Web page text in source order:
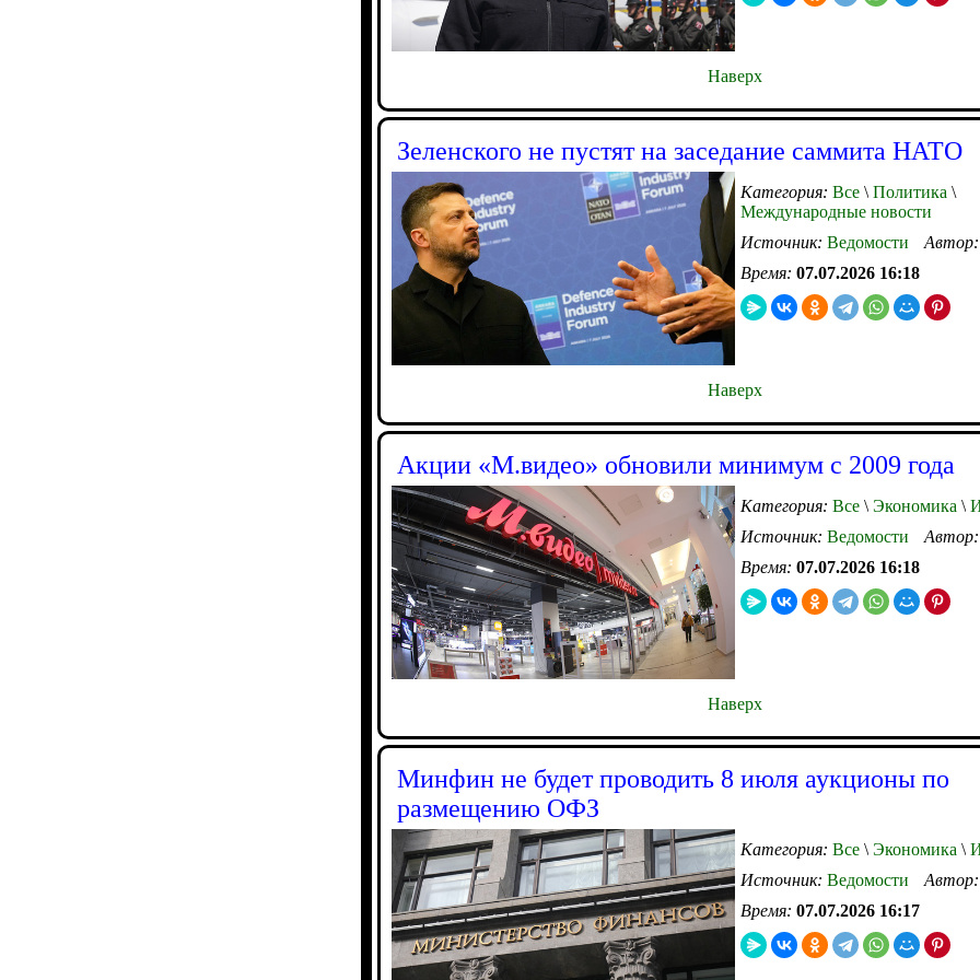
Наверх
Зеленского не пустят на заседание саммита НАТО
Категория: Все \ Политика \
Международные новости
Источник: Ведомости Автор:
Время: 07.07.2026 16:18
Наверх
Акции «М.видео» обновили минимум с 2009 года
Категория: Все \ Экономика \
Источник: Ведомости Автор:
Время: 07.07.2026 16:18
Наверх
Минфин не будет проводить 8 июля аукционы по
размещению ОФЗ
Категория: Все \ Экономика \
Источник: Ведомости Автор:
Время: 07.07.2026 16:17